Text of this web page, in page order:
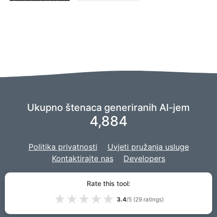
Ukupno štenaca generiranih AI-jem
4,884
Politika privatnosti
Uvjeti pružanja usluge
Kontaktirajte nas
Developers
imaginacijeza pokretanje naše umjetne inteligencije,
Rate this tool:
★ ★ ★ ★ ★ 3.4/5 (29ratings)